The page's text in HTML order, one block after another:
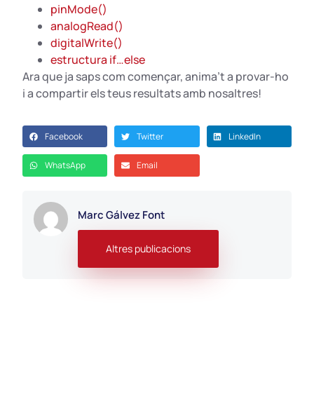
pinMode()
analogRead()
digitalWrite()
estructura if…else
Ara que ja saps com començar, anima’t a provar-ho
i a compartir els teus resultats amb nosaltres!
Facebook Twitter LinkedIn
WhatsApp Email
Marc Gálvez Font
Altres publicacions